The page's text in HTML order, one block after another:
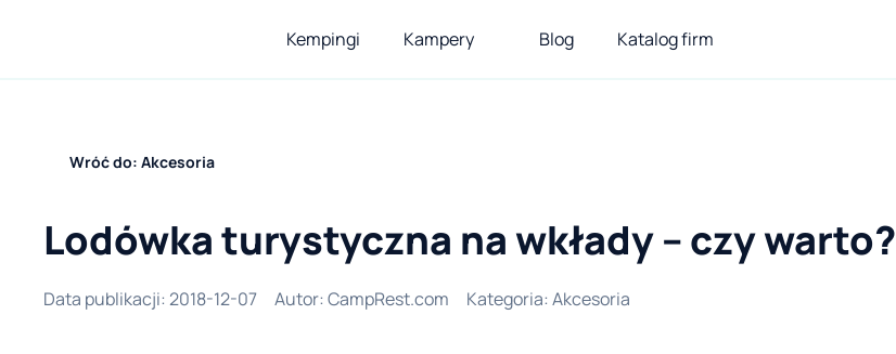
Kempingi Kampery Blog Katalog firm
Wróć do: Akcesoria
Lodówka turystyczna na wkłady – czy warto?
Data publikacji: 2018-12-07 Autor: CampRest.com Kategoria: Akcesoria